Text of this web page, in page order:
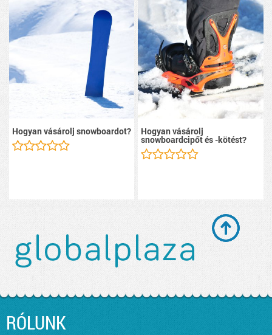
Hogyan vásárolj snowboardot? Hogyan vásárolj
snowboardcipőt és -kötést?
RÓLUNK